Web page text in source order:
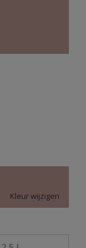
Kleur wijzigen